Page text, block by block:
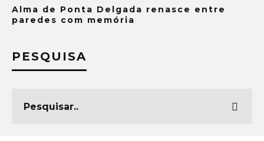
Alma de Ponta Delgada renasce entre
paredes com memória
PESQUISA